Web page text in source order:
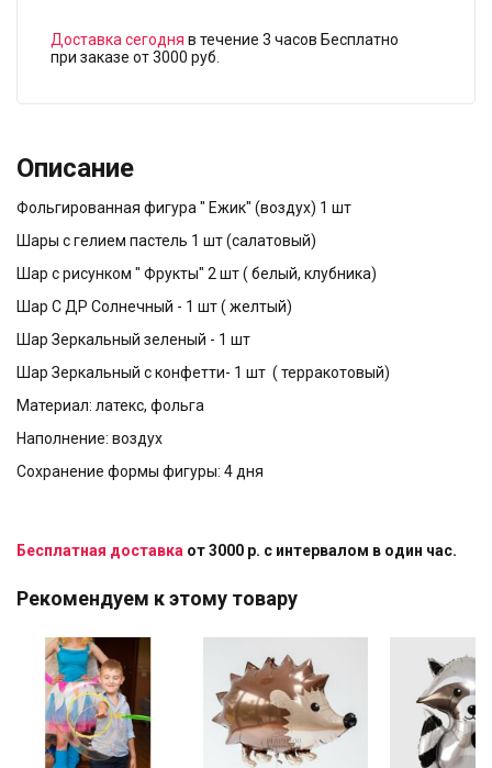
Доставка сегодня в течение 3 часов Бесплатно
при заказе от 3000 руб.
Описание
Фольгированная фигура " Ежик" (воздух) 1 шт
Шары с гелием пастель 1 шт (салатовый)
Шар с рисунком " Фрукты" 2 шт ( белый, клубника)
Шар С ДР Солнечный - 1 шт ( желтый)
Шар Зеркальный зеленый - 1 шт
Шар Зеркальный с конфетти- 1 шт ( терракотовый)
Материал: латекс, фольга
Наполнение: воздух
Сохранение формы фигуры: 4 дня
Бесплатная доставка от 3000 р. с интервалом в один час.
Рекомендуем к этому товару